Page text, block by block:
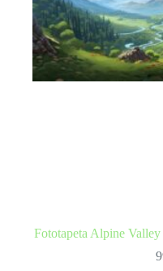
Fototapeta Alpine